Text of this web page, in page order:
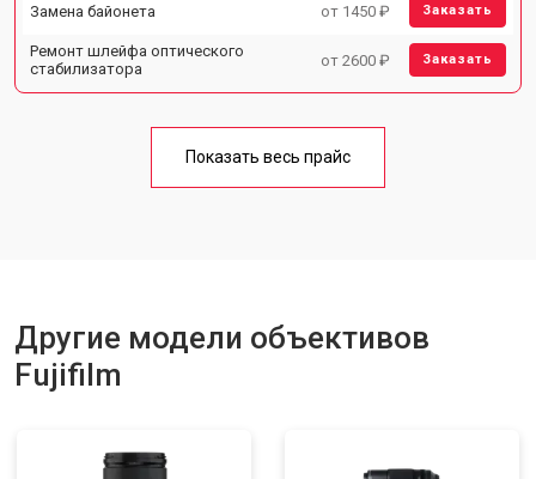
Замена байонета от 1450 ₽ Заказать
Ремонт шлейфа оптического
стабилизатора
от 2600 ₽ Заказать
Показать весь прайс
Другие модели объективов
Fujifilm